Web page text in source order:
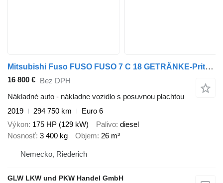
Mitsubishi Fuso FUSO FUSO 7 C 18 GETRÄNKE-Pritsche 4,35 m LBW BÄR 1 T
16 800 € Bez DPH
Nákladné auto - nákladne vozidlo s posuvnou plachtou
2019
294 750 km
Euro 6
Výkon 175 HP (129 kW) Palivo diesel
Nosnosť 3 400 kg Objem 26 m³
Nemecko, Riederich
GLW LKW und PKW Handel GmbH